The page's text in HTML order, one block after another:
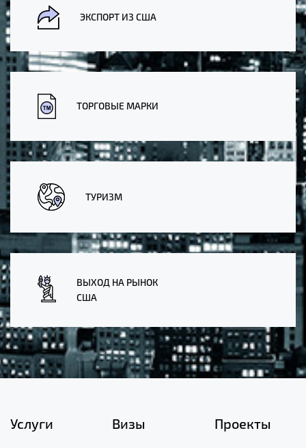
ЭКСПОРТ ИЗ США
ТОРГОВЫЕ МАРКИ
ТУРИЗМ
ВЫХОД НА РЫНОК
США
Услуги Визы Проекты